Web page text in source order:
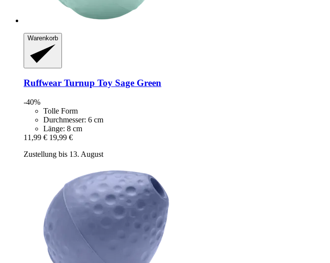
Warenkorb
Ruffwear Turnup Toy Sage Green
-40%
Tolle Form
Durchmesser: 6 cm
Länge: 8 cm
11,99 € 19,99 €
Zustellung bis 13. August